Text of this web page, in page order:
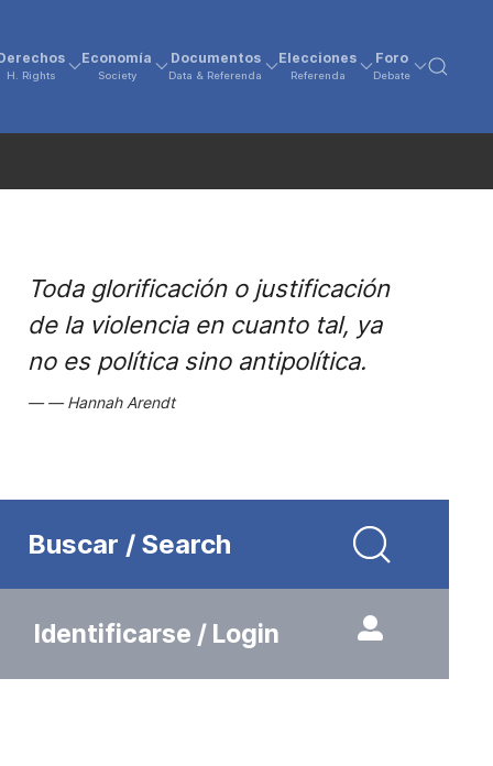
H. Rights
Economía
Society
Documentos
Data & Referenda
Elecciones
Referenda
Foro
Debate
Toda glorificación o justificación
de la violencia en cuanto tal, ya
no es política sino antipolítica.
Hannah Arendt
Buscar / Search
Identificarse / Login